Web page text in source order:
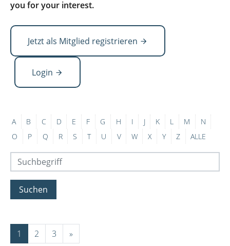
you for your interest.
Jetzt als Mitglied registrieren
Login
A B C D E F G H I J K L M
N
O
P Q R S T U V W X Y Z ALLE
Suchen
1 2 3 »